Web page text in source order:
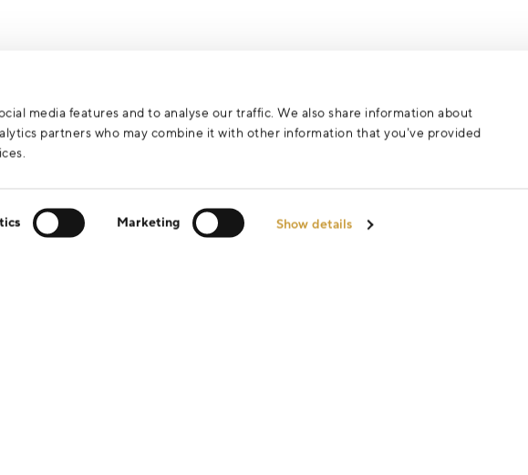
media features and to analyse our traffic. We also share information about
partners who may combine it with other information that you’ve provided
Marketing Show details